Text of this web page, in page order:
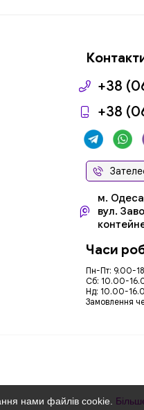
+38
+38
м.
вул.
Часи
Пн-Пт: 9.00-
Сб: 10.00-
Нд: 10.00-
Замовлення
нами файлів cookie.